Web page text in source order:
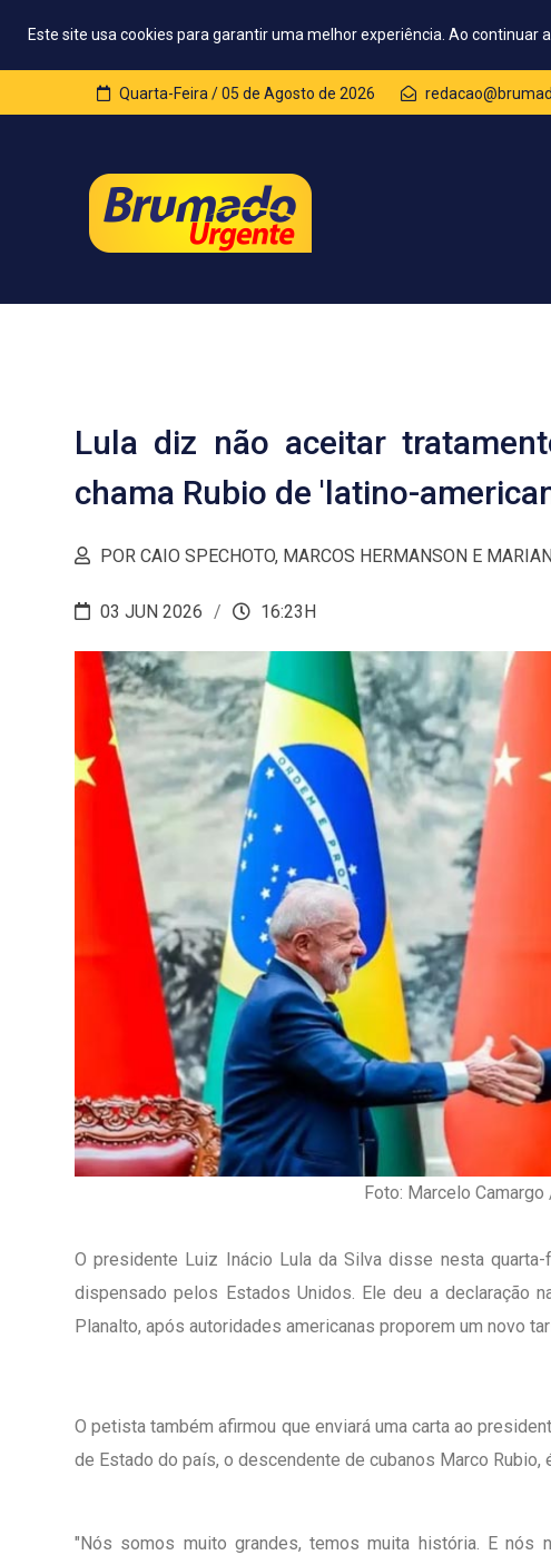
Este site usa cookies para garantir uma melhor experiência. Ao continuar
Quarta-Feira / 05 de Agosto de 2026
Lula diz não aceitar
chama Rubio de 'latino-
POR CAIO SPECHOTO, MARCOS HERMANSON E
03 JUN 2026 16:23H
Foto: Marcelo
O presidente Luiz Inácio Lula da Silva disse nesta
dispensado pelos Estados Unidos. Ele deu a declaração
Planalto, após autoridades americanas proporem um novo
O petista também afirmou que enviará uma carta ao
de Estado do país, o descendente de cubanos Marco Rubio,
"Nós somos muito grandes, temos muita história. E nós
1º Dia - São Pedro Do Bairro